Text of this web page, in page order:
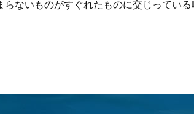
らないものがすぐれたものに交じっている